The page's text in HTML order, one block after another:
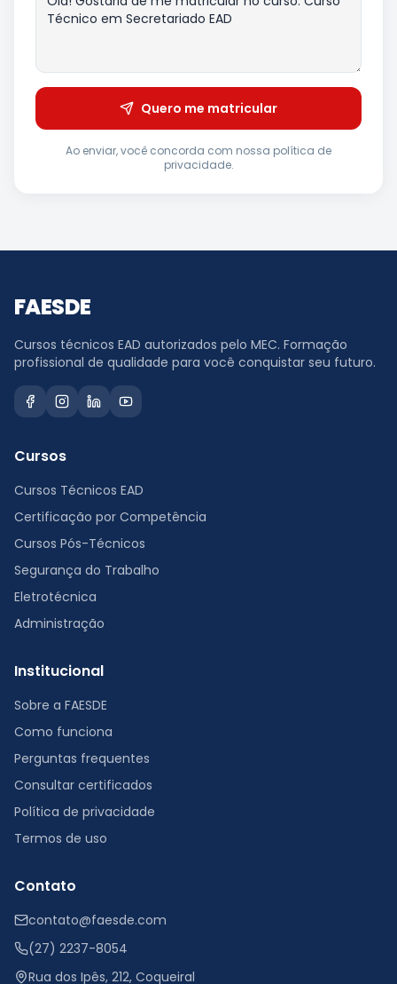
Quero me matricular
Ao enviar, você concorda com nossa política de
privacidade.
FAESDE
Cursos técnicos EAD autorizados pelo MEC. Formação
profissional de qualidade para você conquistar seu futuro.
Cursos
Cursos Técnicos EAD
Certificação por Competência
Cursos Pós-Técnicos
Segurança do Trabalho
Eletrotécnica
Administração
Institucional
Sobre a FAESDE
Como funciona
Perguntas frequentes
Consultar certificados
Política de privacidade
Termos de uso
Contato
contato@faesde.com
(27) 2237-8054
Rua dos Ipês, 212, Coqueiral